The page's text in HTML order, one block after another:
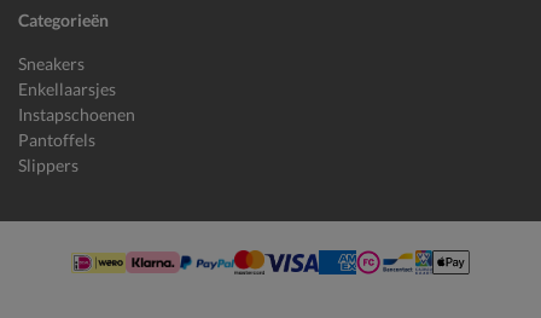
Categorieën
Sneakers
Enkellaarsjes
Instapschoenen
Pantoffels
Slippers